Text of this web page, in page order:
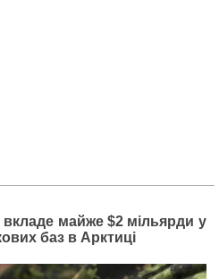
вкладе майже $2 мільярди у
баз в Арктиці